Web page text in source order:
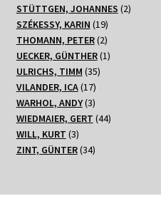
Produkte
STÜTTGEN, JOHANNES 22
SZÉKESSY, KARIN 1919
Produkte
THOMANN, PETER 22
Produkte
UECKER, GÜNTHER 11
ULRICHS, TIMM 3535
VILANDER, ICA 1717
Produkte
WARHOL, ANDY 33
Produkte
WIEDMAIER, GERT 4444
WILL, KURT 33
Produkte
ZINT, GÜNTER 3434